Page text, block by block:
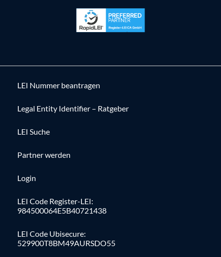
LEI Nummer beantragen
Legal Entity Identifier – Ratgeber
LEI Suche
Partner werden
Login
LEI Code Register-LEI:
984500064E5B40721438
LEI Code Ubisecure:
529900T8BM49AURSDO55